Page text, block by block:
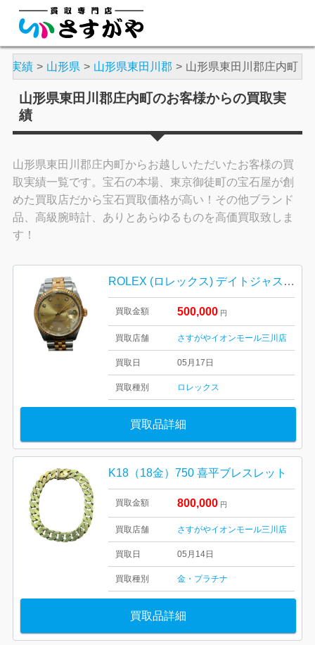
実績 山形県 山形県東田川郡 山形県東田川郡庄内町
山形県東田川郡庄内町のお客様からの買取実
績
山形県東田川郡庄内町からお越しいただいたお客様の買
取実績一覧です。宝石の本場、東京御徒町の宝石屋が創
めた買取店だから宝石買取価格が高い！その他ブランド
品、高級腕時計、ありとあらゆるものを高価買取致しま
す！
ROLEX (ロレックス) デイトジャスト Ref.16233
買取金額 500,000 円
買取店舗 さすがやイオンモール三川店
買取日 05月17日
買取種別 ロレックス
買取品詳細
K18（18金）750 喜平ブレスレット
買取金額 800,000 円
買取店舗 さすがやイオンモール三川店
買取日 05月14日
買取種別 金・プラチナ
買取品詳細